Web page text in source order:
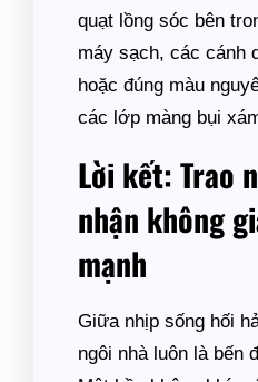
quạt lồng sóc bên
máy sạch, các cánh
hoặc đúng màu
các lớp màng bụi
Lời kết: Trao
nhận không
mạnh
Giữa nhịp sống hối
ngôi nhà luôn là bến